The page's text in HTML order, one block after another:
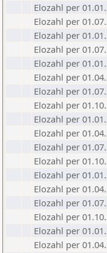
Elozahl per
Elozahl per
Elozahl per
Elozahl per
Elozahl per
Elozahl per
Elozahl per
Elozahl per
Elozahl per
Elozahl per
Elozahl per
Elozahl per
Elozahl per
Elozahl per
Elozahl per
Elozahl per
Elozahl per
Elozahl per